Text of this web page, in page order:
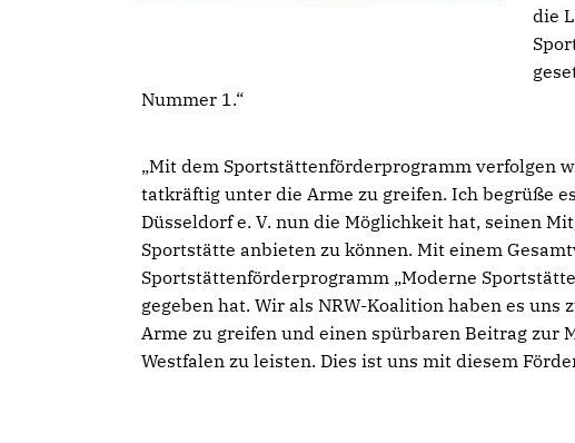
die
Nummer 1.“
Mit dem Sportstättenförderprogramm verfolgen
tatkräftig unter die Arme zu greifen. Ich begrüße
Düsseldorf e. V. nun die Möglichkeit hat, seinen
Sportstätte anbieten zu können. Mit einem
Sportstättenförderprogramm „Moderne
gegeben hat. Wir als NRW-Koalition haben es
Arme zu greifen und einen spürbaren Beitrag
Westfalen zu leisten. Dies ist uns mit diesem